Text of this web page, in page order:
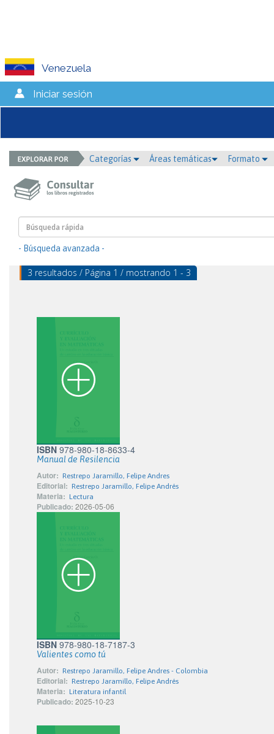
Venezuela
Iniciar sesión
Categorías Áreas temáticas Formato
- Búsqueda avanzada -
3 resultados / Página 1 / mostrando 1 - 3
ISBN 978-980-18-8633-4
Manual de Resilencia
Autor: Restrepo Jaramillo, Felipe Andres
Editorial: Restrepo Jaramillo, Felipe Andrés
Materia: Lectura
Publicado: 2026-05-06
ISBN 978-980-18-7187-3
Valientes como tú
Autor: Restrepo Jaramillo, Felipe Andres - Colombia
Editorial: Restrepo Jaramillo, Felipe Andrés
Materia: Literatura infantil
Publicado: 2025-10-23